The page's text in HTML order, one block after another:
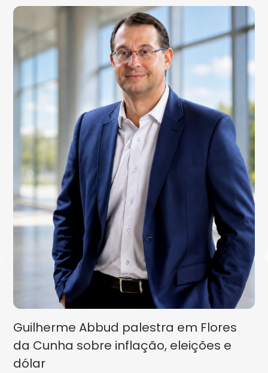
Guilherme Abbud palestra em Flores
da Cunha sobre inflação, eleições e
dólar